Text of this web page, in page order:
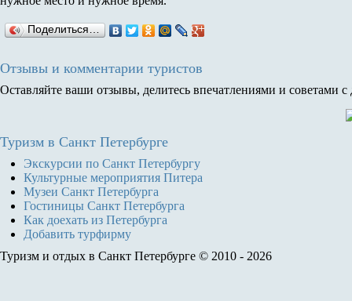
Поделиться…
Отзывы и комментарии туристов
Оставляйте ваши отзывы, делитесь впечатлениями и советами
Туризм в Санкт Петербурге
Экскурсии по Санкт Петербургу
Культурные мероприятия Питера
Музеи Санкт Петербурга
Гостиницы Санкт Петербурга
Как доехать из Петербурга
Добавить турфирму
Туризм и отдых в Санкт Петербурге © 2010 - 2026